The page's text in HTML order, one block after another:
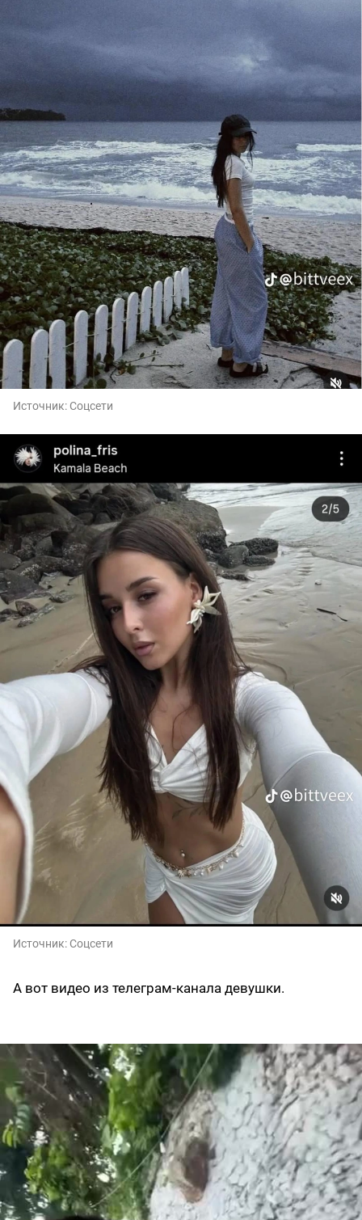
Источник: Соцсети
Источник: Соцсети
А вот видео из телеграм-канала девушки.